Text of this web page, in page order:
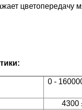
цветопередачу
0 -
4300